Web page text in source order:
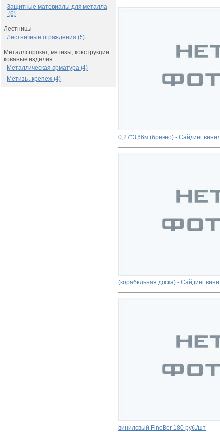
Защитные материалы для металла
(6)
Лестницы
Лестничные ограждения (5)
Металлопрокат, метизы, конструкции,
кованые изделия
Металлическая арматура (4)
Метизы, крепеж (4)
0,27*3,66м (бревно) - Сайдинг
(корабельная доска) - Сайдинг
виниловый FinеBer 180 руб./шт